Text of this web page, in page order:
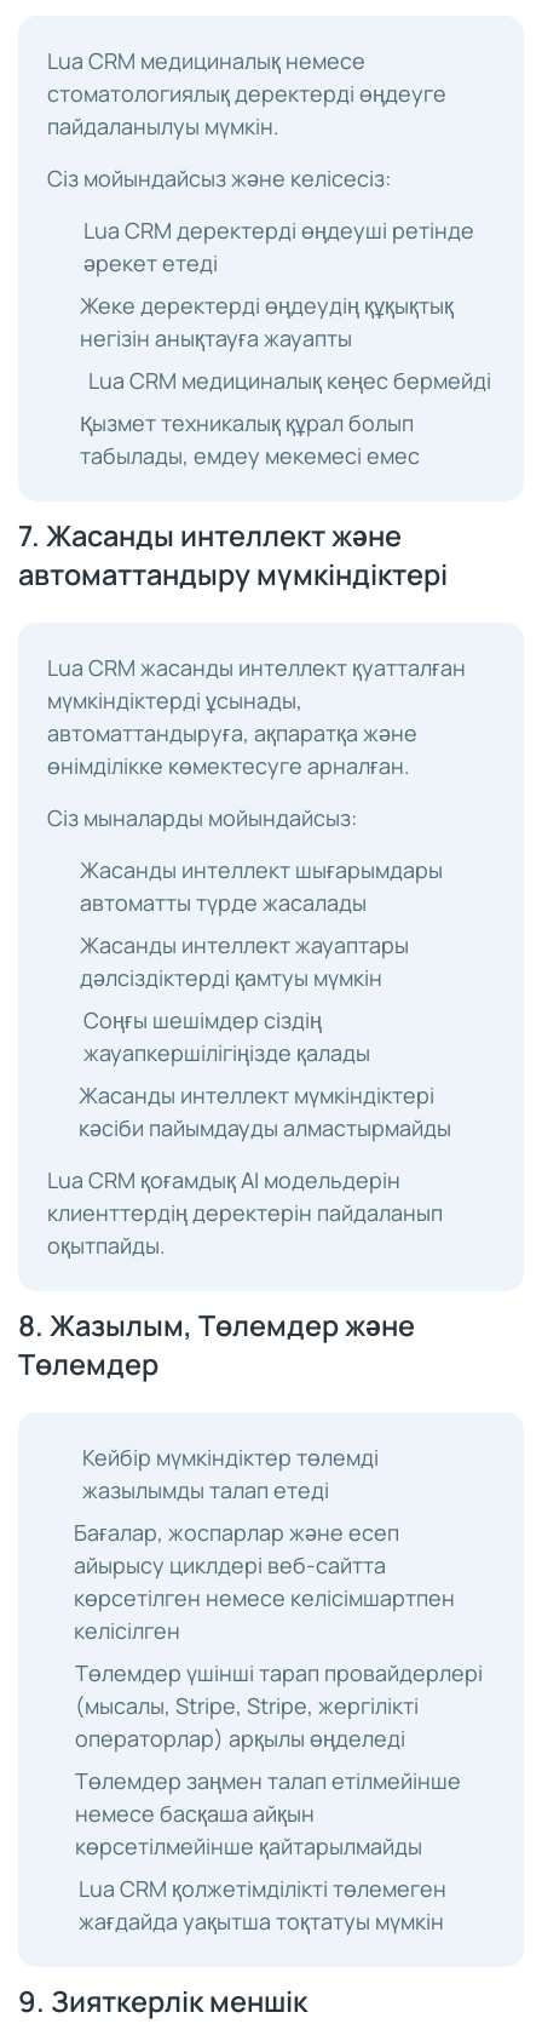
Lua CRM медициналық немесе
стоматологиялық деректерді өңдеуге
пайдаланылуы мүмкін.
Сіз мойындайсыз және келісесіз:
Lua CRM деректерді өңдеуші ретінде
әрекет етеді
Жеке деректерді өңдеудің құқықтық
негізін анықтауға жауапты
Lua CRM медициналық кеңес бермейді
Қызмет техникалық құрал болып
табылады, емдеу мекемесі емес
7. Жасанды интеллект және
автоматтандыру мүмкіндіктері
Lua CRM жасанды интеллект қуатталған
мүмкіндіктерді ұсынады,
автоматтандыруға, ақпаратқа және
өнімділікке көмектесуге арналған.
Сіз мыналарды мойындайсыз:
Жасанды интеллект шығарымдары
автоматты түрде жасалады
Жасанды интеллект жауаптары
дәлсіздіктерді қамтуы мүмкін
Соңғы шешімдер сіздің
жауапкершілігіңізде қалады
Жасанды интеллект мүмкіндіктері
кәсіби пайымдауды алмастырмайды
Lua CRM қоғамдық AI модельдерін
клиенттердің деректерін пайдаланып
оқытпайды.
8. Жазылым, Төлемдер және
Төлемдер
Кейбір мүмкіндіктер төлемді
жазылымды талап етеді
Бағалар, жоспарлар және есеп
айырысу циклдері веб-сайтта
көрсетілген немесе келісімшартпен
келісілген
Төлемдер үшінші тарап провайдерлері
(мысалы, Stripe, Stripe, жергілікті
операторлар) арқылы өңделеді
Төлемдер заңмен талап етілмейінше
немесе басқаша айқын
көрсетілмейінше қайтарылмайды
Lua CRM қолжетімділікті төлемеген
жағдайда уақытша тоқтатуы мүмкін
9. Зияткерлік меншік